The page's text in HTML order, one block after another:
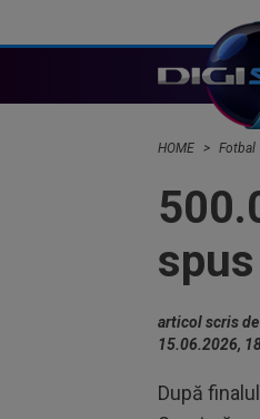
HOME Fotbal
articol scris de
15.06.2026,
După